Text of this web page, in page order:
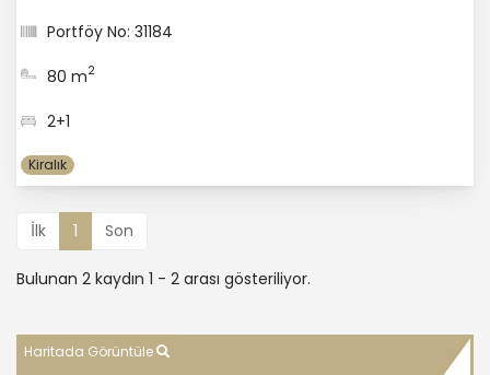
Portföy No: 31184
80 m2
2+1
Kiralık
İlk 1 Son
Bulunan 2 kaydın 1 - 2 arası gösteriliyor.
Haritada Görüntüle